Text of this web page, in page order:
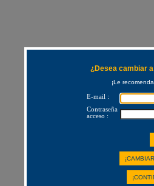
¿Desea cambiar
¡Le
E-mail :
Contraseña
acceso :